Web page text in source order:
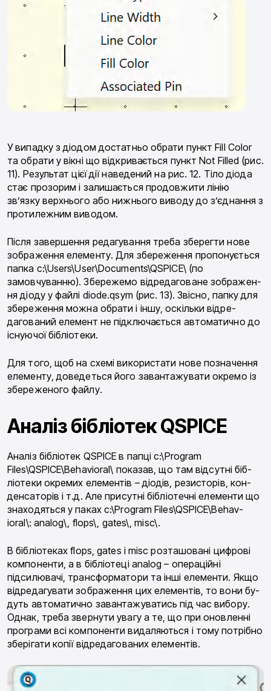
У випадку з діодом достатньо обрати пункт Fill Col­or
та обрати у вікні що відкривається пункт Not Filled (рис.
11). Результат цієї дії наведений на рис. 12. Тіло діода
стає прозорим і залишається продовжити лінію
зв’язку верхнього або нижнього виводу до з’єднання з
протилежним виводом.
Після завершення редагування треба зберегти нове
зображення елементу. Для збереження пропо­нується
папка c:\Users\User\Documents\QSPICE\ (по
замовчуванню). Збережемо відредаговане зображен­
ня діоду у файлі diode.qsym (рис. 13). Звісно, папку для
збереження можна обрати і іншу, оскільки відре­
дагований елемент не підключається автоматично до
існуючої бібліотеки.
Для того, щоб на схемі використати нове позна­чення
елементу, доведеться його завантажувати окремо із
збереженого файлу.
Аналіз бібліотек QSPICE
Аналіз бібліотек QSPICE в папці c:\Program
Files\QSPICE\Behavioral\ показав, що там відсутні біб­
ліотеки окремих елементів – діодів, резисторів, кон­
денсаторів і т.д. Але присутні бібліотечні елементи що
знаходяться у паках c:\Program Files\QSPICE\Behav-
ioral\: analog\, flops\, gates\, misc\.
В бібліотеках flops, gates і misc розташовані циф­рові
компоненти, а в бібліотеці analog – операційні
підсилювачі, трансформатори та інші елементи. Якщо
відредагувати зображення цих елементів, то вони бу­
дуть автоматично завантажуватись під час вибору.
Однак, треба звернути увагу а те, що при оновленні
програми всі компоненти видаляються і тому потрібно
зберігати копії відредагованих елементів.